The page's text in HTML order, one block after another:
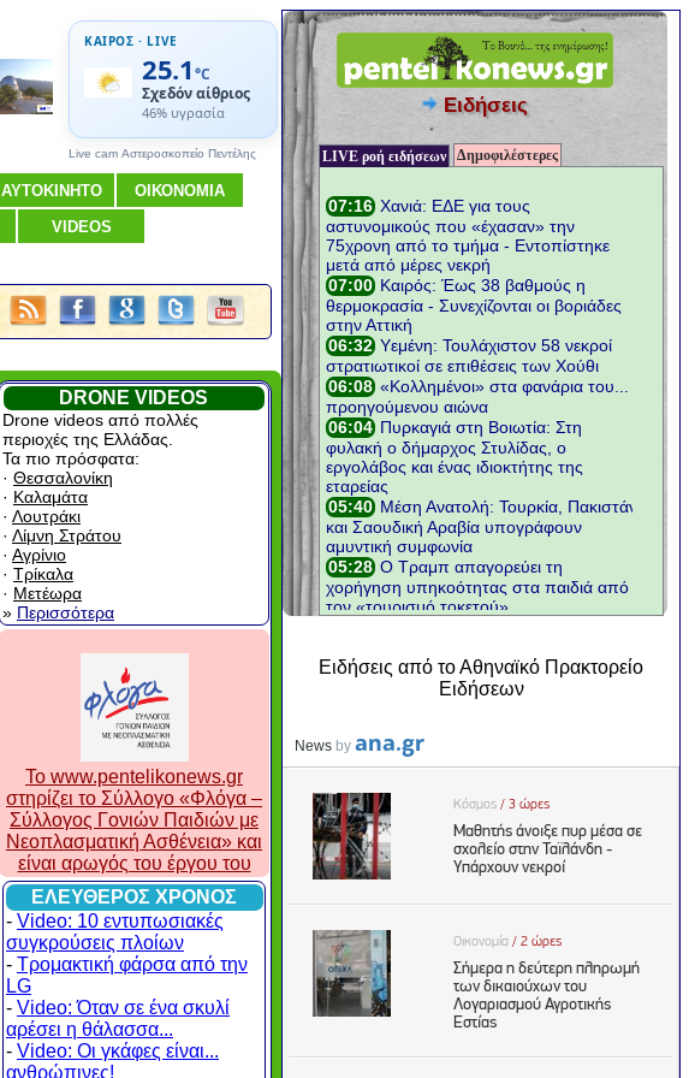
ΚΑΙΡΟΣ · LIVE
25.1°C
Σχεδόν αίθριος
46% υγρασία
Live cam Αστεροσκοπείο Πεντέλης
ΑΥΤΟΚΙΝΗΤΟ ΟΙΚΟΝΟΜΙΑ
VIDEOS
DRONE VIDEOS
Drone videos από πολλές
περιοχές της Ελλάδας.
Τα πιο πρόσφατα:
· Θεσσαλονίκη
· Καλαμάτα
· Λουτράκι
· Λίμνη Στράτου
· Αγρίνιο
· Τρίκαλα
· Μετέωρα
» Περισσότερα
To www.pentelikonews.gr
στηρίζει το Σύλλογο «Φλόγα –
Σύλλογος Γονιών Παιδιών με
Νεοπλασματική Ασθένεια» και
είναι αρωγός του έργου του
ΕΛΕΥΘΕΡΟΣ ΧΡΟΝΟΣ
- Video: 10 εντυπωσιακές
συγκρούσεις πλοίων
- Τρομακτική φάρσα από την
LG
- Video: Όταν σε ένα σκυλί
αρέσει η θάλασσα...
- Video: Οι γκάφες είναι...
ανθρώπινες!
Ειδήσεις
LIVE ροή ειδήσεων Δημοφιλέστερες
Ειδήσεις από το Αθηναϊκό Πρακτορείο
Ειδήσεων